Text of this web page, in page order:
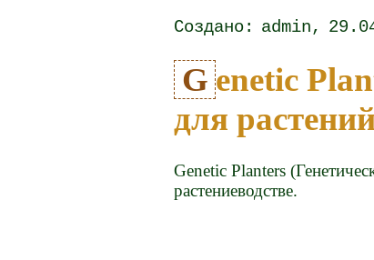
admin
Genetic Planters: уникальные горшки
для
Genetic Planters
растениеводстве.